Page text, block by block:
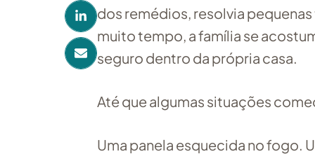
dos remédios, resolvia
muito tempo, a família se
seguro dentro da própria casa.
Até que algumas situações
Uma panela esquecida no fogo.